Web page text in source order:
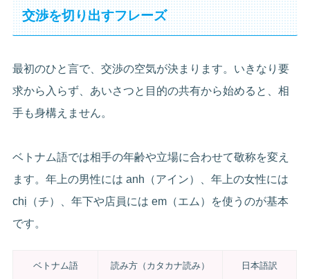
交渉を切り出すフレーズ
最初のひと言で、交渉の空気が決まります。いきなり要
求から入らず、あいさつと目的の共有から始めると、相
手も身構えません。
ベトナム語では相手の年齢や立場に合わせて敬称を変え
ます。年上の男性には anh（アイン）、年上の女性には
chị（チ）、年下や店員には em（エム）を使うのが基本
です。
ベトナム語 読み方（カタカナ読み） 日本語訳